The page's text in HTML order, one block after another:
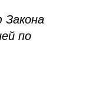
Закона
об авторских правах. Если вы автор этих материалов, свяжитесь с редакцией по